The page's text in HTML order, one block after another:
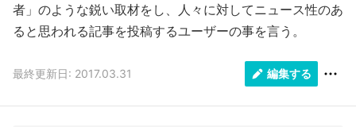
者」のような鋭い取材をし、人々に対してニュース性のあ
ると思われる記事を投稿するユーザーの事を言う。
最終更新日: 2017.03.31 編集する